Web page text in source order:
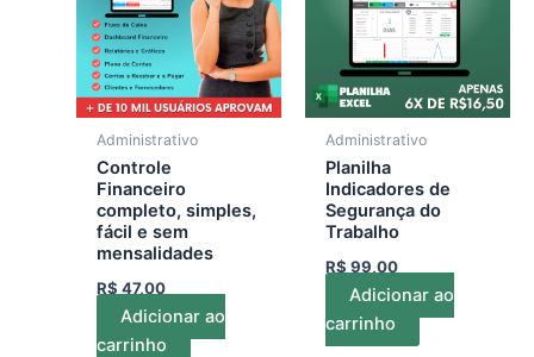
Administrativo
Controle
Financeiro
completo, simples,
fácil e sem
mensalidades
R$ 47,00
Adicionar ao
carrinho
Administrativo
Planilha
Indicadores de
Segurança do
Trabalho
R$ 99,00
Adicionar ao
carrinho